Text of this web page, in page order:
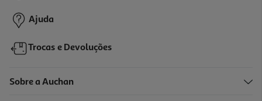
Ajuda
Trocas e Devoluções
Sobre a Auchan